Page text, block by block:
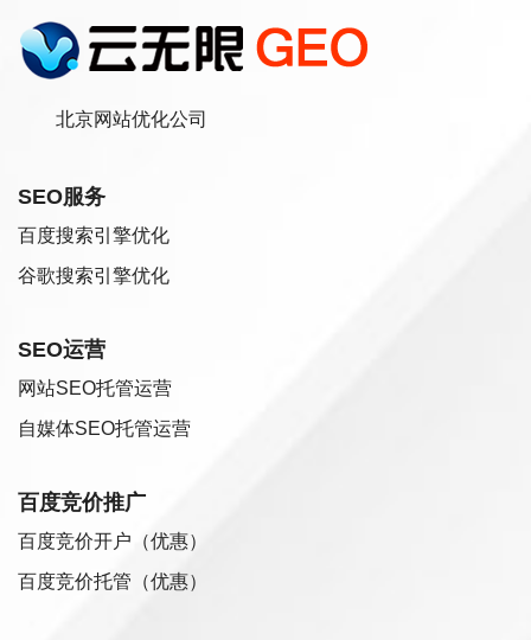
北京网站优化公司
SEO服务
百度搜索引擎优化
谷歌搜索引擎优化
SEO运营
网站SEO托管运营
自媒体SEO托管运营
百度竞价推广
百度竞价开户（优惠）
百度竞价托管（优惠）